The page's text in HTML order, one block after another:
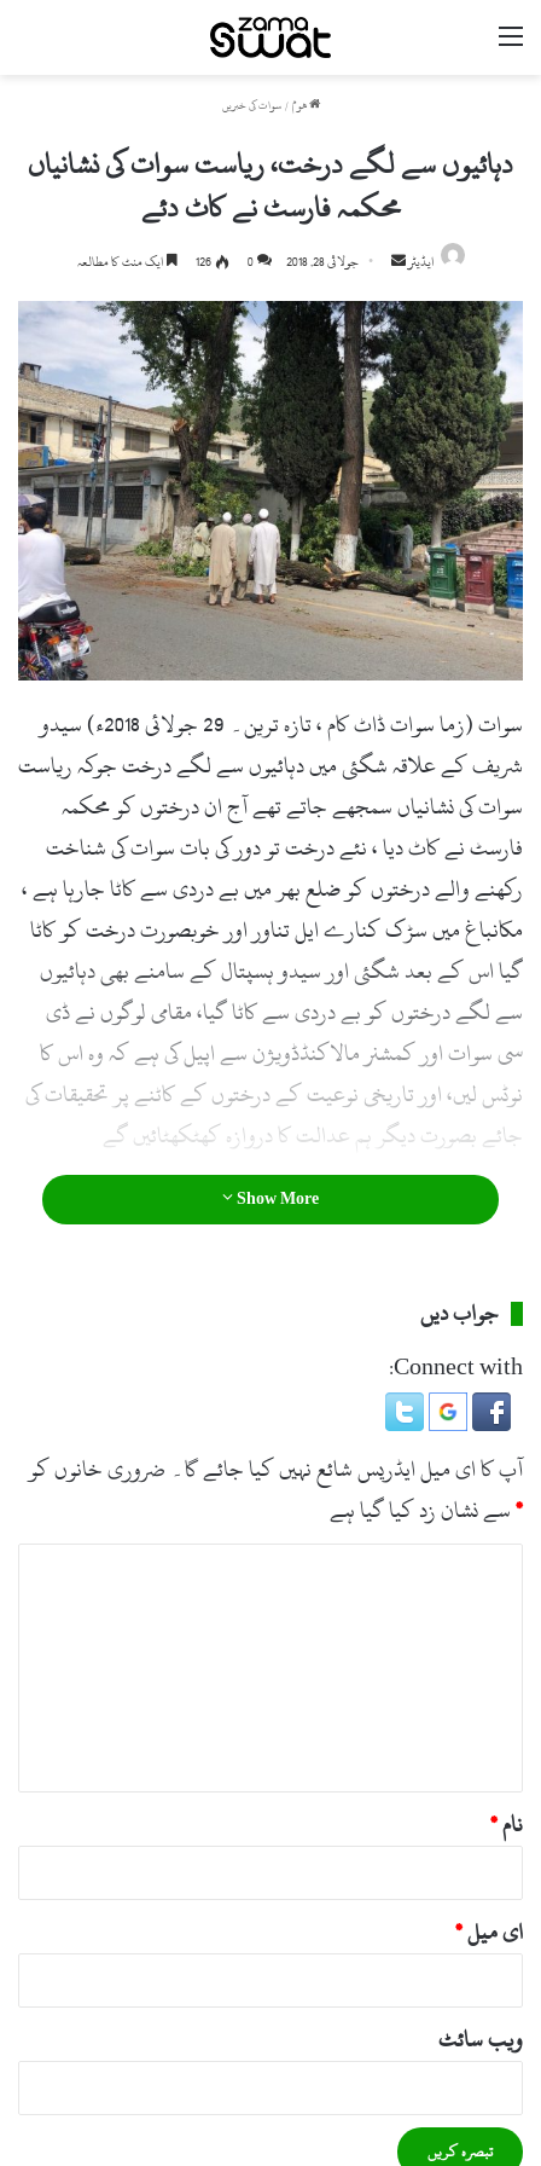
ھوم / سوات کی خبریں
دہائیوں سے لگے درخت، ریاست سوات کی نشانیاں
محکمہ فارسٹ نے کاٹ دئے
ایڈیٹر
n
d
a
n
e
m
a
i
l
جولائی 28, 2018 0
126 ایک منٹ کا مطالعہ
سوات (زما سوات ڈاٹ کام ، تازہ ترین۔ 29 جولائی 2018ء) سیدو
شریف کے علاقہ شگئی میں دہائیوں سے لگے درخت جوکہ ریاست
سوات کی نشانیاں سمجھے جاتے تھے آج ان درختوں کو محکمہ
فارسٹ نے کاٹ دیا ، نئے درخت تو دور کی بات سوات کی شناخت
رکھنے والے درختوں کو ضلع بھر میں بے دردی سے کاٹا جارہا ہے ،
مکانباغ میں سڑک کنارے ایل تناور اور خوبصورت درخت کو کاٹا
گیا اس کے بعد شگئی اور سیدو ہسپتال کے سامنے بھی دہائیوں
سے لگے درختوں کو بے دردی سے کاٹا گیا، مقامی لوگوں نے ڈی
سی سوات اور کمشنر مالاکنڈڈویژن سے اپیل کی ہے کہ وہ اس کا
نوٹس لیں، اور تاریخی نوعیت کے درختوں کے کاٹنے پر تحقیقات کی
جائے بصورت دیگر ہم عدالت کا دروازہ کھٹکھٹائیں گے
Show More
جواب دیں
Connect with:
آپ کا ای میل ایڈریس شائع نہیں کیا جائے گا۔ ضروری خانوں کو
*سے نشان زد کیا گیا ہے
نام*
ای میل*
ویب‌ سائٹ